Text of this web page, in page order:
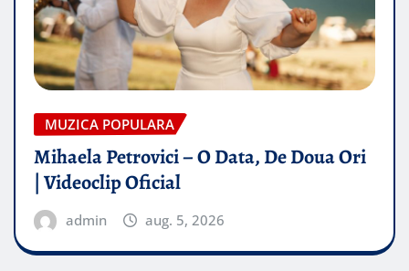
MUZICA POPULARA
Mihaela Petrovici – O Data, De Doua Ori
| Videoclip Oficial
admin aug. 5, 2026